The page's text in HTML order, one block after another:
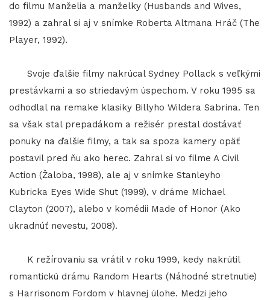
do filmu Manželia a manželky (Husbands and Wives,
1992) a zahral si aj v snímke Roberta Altmana Hráč (The
Player, 1992).
Svoje ďalšie filmy nakrúcal Sydney Pollack s veľkými
prestávkami a so striedavým úspechom. V roku 1995 sa
odhodlal na remake klasiky Billyho Wildera Sabrina. Ten
sa však stal prepadákom a režisér prestal dostávať
ponuky na ďalšie filmy, a tak sa spoza kamery opäť
postavil pred ňu ako herec. Zahral si vo filme A Civil
Action (Žaloba, 1998), ale aj v snímke Stanleyho
Kubricka Eyes Wide Shut (1999), v dráme Michael
Clayton (2007), alebo v komédii Made of Honor (Ako
ukradnúť nevestu, 2008).
K režírovaniu sa vrátil v roku 1999, kedy nakrútil
romantickú drámu Random Hearts (Náhodné stretnutie)
s Harrisonom Fordom v hlavnej úlohe. Medzi jeho